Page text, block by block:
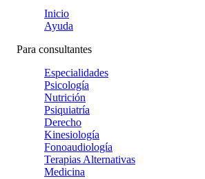
Inicio
Ayuda
Para consultantes
Especialidades
Psicología
Nutrición
Psiquiatría
Derecho
Kinesiología
Fonoaudiología
Terapias Alternativas
Medicina